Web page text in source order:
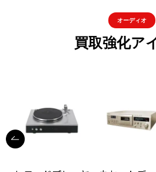
オーディオ
買取強化ア